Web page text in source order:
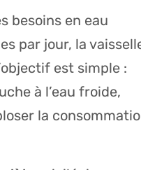
besoins en eau
par jour, la
est simple :
à l’eau froide,
la